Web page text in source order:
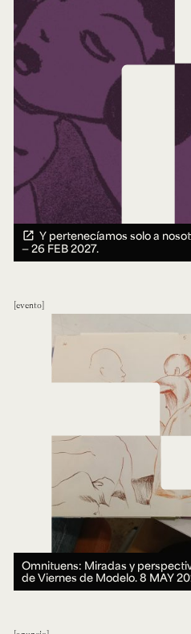
Y pertenecíamos solo a
― 26 FEB 2027.
evento
Omnituens: Miradas y
de Viernes de Modelo.8 MAY